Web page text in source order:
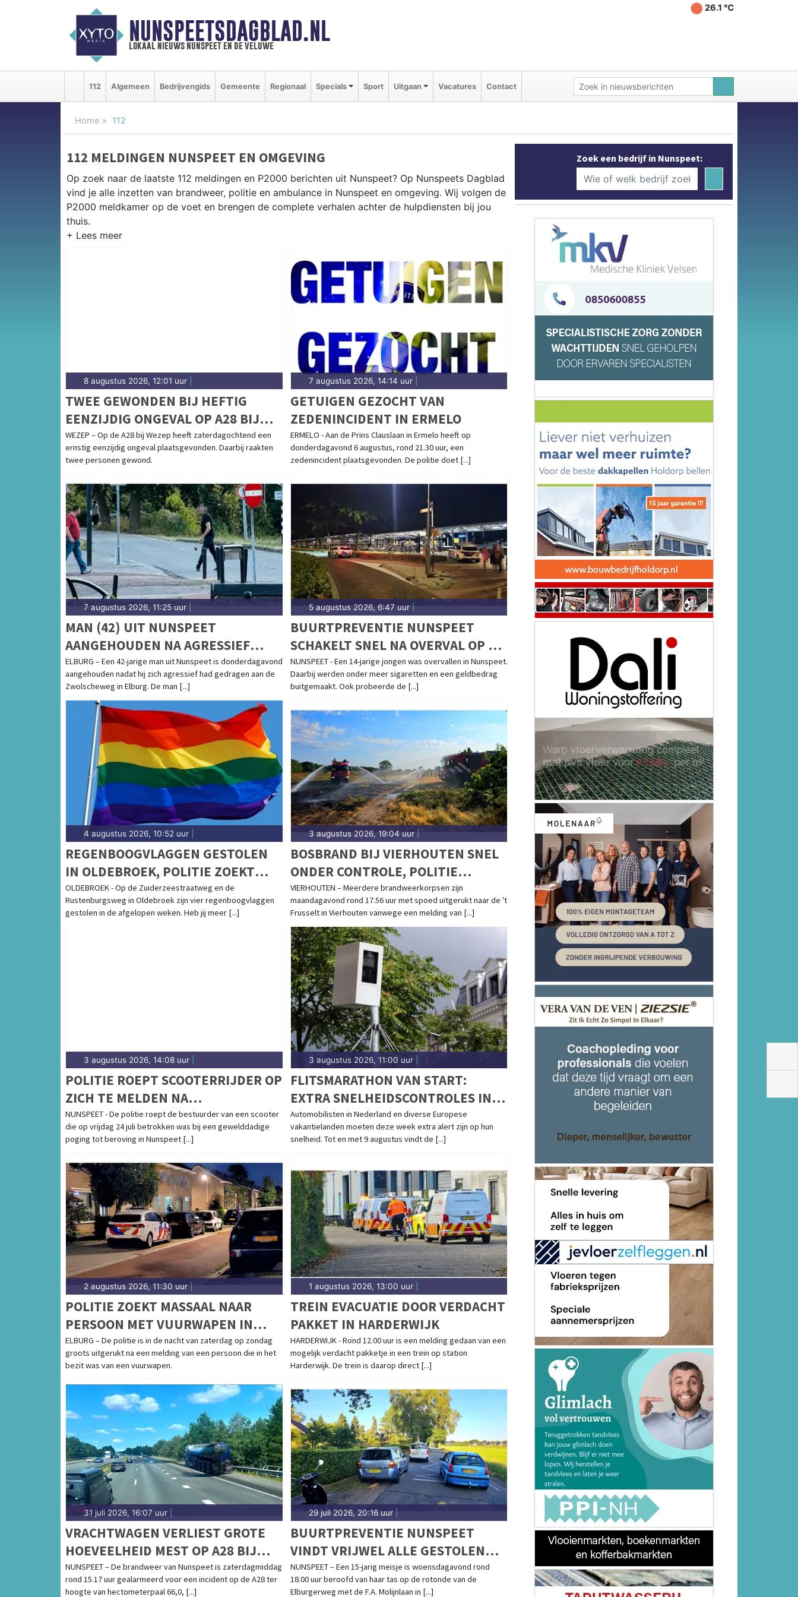
NUNSPEETSDAGBLAD.NL
lokaal nieuws nunspeet en de veluwe
26.1 ℃
112 Algemeen Bedrijvengids Gemeente Regionaal Specials Sport Uitgaan Vacatures Contact
Home 112
112 MELDINGEN NUNSPEET EN OMGEVING
Op zoek naar de laatste 112 meldingen en P2000 berichten uit Nunspeet? Op Nunspeets Dagblad
vind je alle inzetten van brandweer, politie en ambulance in Nunspeet en omgeving. Wij volgen de
P2000 meldkamer op de voet en brengen de complete verhalen achter de hulpdiensten bij jou
thuis.
Van incidenten op de A28 en de N309 tot meldingen in Nunspeet, Elspeet, Vierhouten en
Hulshorst op de Veluwe — onze redactie brengt het 112-nieuws.
8 augustus 2026, 12:01 uur
TWEE GEWONDEN BIJ HEFTIG
EENZIJDIG ONGEVAL OP A28 BIJ
WEZEP
WEZEP – Op de A28 bij Wezep heeft zaterdagochtend een
ernstig eenzijdig ongeval plaatsgevonden. Daarbij raakten
twee personen gewond.
7 augustus 2026, 14:14 uur|
GETUIGEN GEZOCHT VAN
ZEDENINCIDENT IN ERMELO
ERMELO - Aan de Prins Clauslaan in Ermelo heeft op
donderdagavond 6 augustus, rond 21.30 uur, een
zedenincident plaatsgevonden. De politie doet [...]
7 augustus 2026, 11:25 uur
MAN (42) UIT NUNSPEET
AANGEHOUDEN NA AGRESSIEF
GEDRAG MET HAKBIJL IN ELBURG
ELBURG – Een 42-jarige man uit Nunspeet is donderdagavond
aangehouden nadat hij zich agressief had gedragen aan de
Zwolscheweg in Elburg. De man [...]
5 augustus 2026, 6:47 uur|
BUURTPREVENTIE NUNSPEET
SCHAKELT SNEL NA OVERVAL OP 14-
JARIGE: VERDACHTE
AANGEHOUDEN
NUNSPEET - Een 14-jarige jongen was overvallen in Nunspeet.
Daarbij werden onder meer sigaretten en een geldbedrag
buitgemaakt. Ook probeerde de [...]
4 augustus 2026, 10:52 uur
REGENBOOGVLAGGEN GESTOLEN
IN OLDEBROEK, POLITIE ZOEKT
GETUIGEN
OLDEBROEK - Op de Zuiderzeestraatweg en de
Rustenburgsweg in Oldebroek zijn vier regenboogvlaggen
gestolen in de afgelopen weken. Heb jij meer [...]
3 augustus 2026, 19:04 uur|
BOSBRAND BIJ VIERHOUTEN SNEL
ONDER CONTROLE, POLITIE
ONDERZOEKT MOGELIJKE
BRANDSTICHTING
VIERHOUTEN – Meerdere brandweerkorpsen zijn
maandagavond rond 17.56 uur met spoed uitgerukt naar de 't
Frusselt in Vierhouten vanwege een melding van [...]
3 augustus 2026, 14:08 uur
POLITIE ROEPT SCOOTERRIJDER OP
ZICH TE MELDEN NA
GEWELDDADIGE POGING TOT
BEROVING IN NUNSPEET
NUNSPEET - De politie roept de bestuurder van een scooter
die op vrijdag 24 juli betrokken was bij een gewelddadige
poging tot beroving in Nunspeet [...]
3 augustus 2026, 11:00 uur|
FLITSMARATHON VAN START:
EXTRA SNELHEIDSCONTROLES IN
NEDERLAND EN POPULAIRE
VAKANTIELANDEN
Automobilisten in Nederland en diverse Europese
vakantielanden moeten deze week extra alert zijn op hun
snelheid. Tot en met 9 augustus vindt de [...]
2 augustus 2026, 11:30 uur |
POLITIE ZOEKT MASSAAL NAAR
PERSOON MET VUURWAPEN IN
ELBURG
ELBURG – De politie is in de nacht van zaterdag op zondag
groots uitgerukt na een melding van een persoon die in het
bezit was van een vuurwapen.
1 augustus 2026, 13:00 uur|
TREIN EVACUATIE DOOR VERDACHT
PAKKET IN HARDERWIJK
HARDERWIJK - Rond 12.00 uur is een melding gedaan van een
mogelijk verdacht pakketje in een trein op station
Harderwijk. De trein is daarop direct [...]
31 juli 2026, 16:07 uur
VRACHTWAGEN VERLIEST GROTE
HOEVEELHEID MEST OP A28 BIJ
NUNSPEET, VERKEER ONDERVINDT
HINDER
NUNSPEET – De brandweer van Nunspeet is zaterdagmiddag
rond 15.17 uur gealarmeerd voor een incident op de A28 ter
hoogte van hectometerpaal 66,0, [...]
29 juli 2026, 20:16 uur|
BUURTPREVENTIE NUNSPEET
VINDT VRIJWEL ALLE GESTOLEN
SPULLEN TERUG NA BEROVING
NUNSPEET – Een 15-jarig meisje is woensdagavond rond
18.00 uur beroofd van haar tas op de rotonde van de
Elburgerweg met de F.A. Molijnlaan in [...]
Zoek een bedrijf in Nunspeet: